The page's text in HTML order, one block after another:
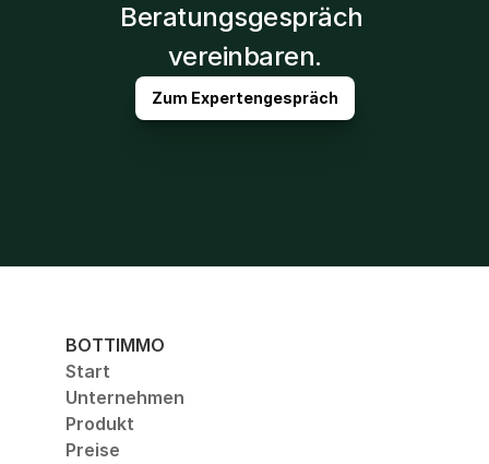
Beratungsgespräch
vereinbaren.
Zum Expertengespräch
BOTTIMMO
Start
Unternehmen
Produkt
Preise